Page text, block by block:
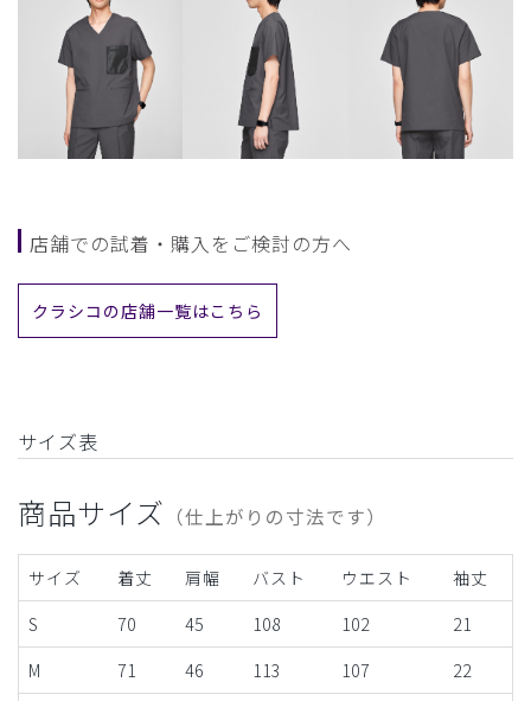
店舗での試着・購入をご検討の方へ
クラシコの店舗一覧はこちら
サイズ表
商品サイズ （仕上がりの寸法です）
サイズ 着丈 肩幅 バスト ウエスト
袖丈
S
70 45 108 102
21
M
71 46 113 107
22